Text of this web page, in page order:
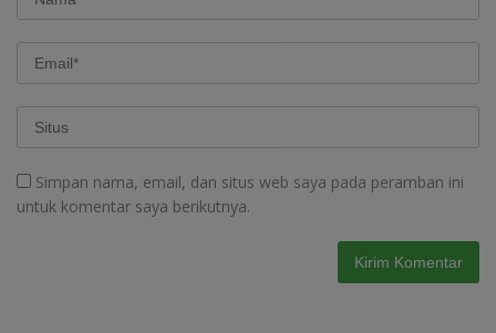
Simpan nama, email, dan situs web saya pada peramban ini
untuk komentar saya berikutnya.